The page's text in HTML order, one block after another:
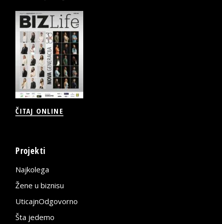
ČITAJ ONLINE
Projekti
Najkolega
Žene u biznisu
UticajnOdgovorno
Šta jedemo